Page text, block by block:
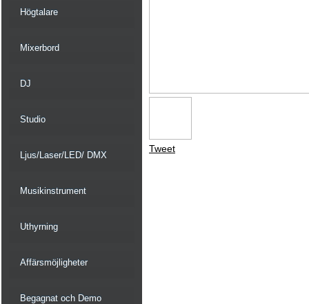
Högtalare
Mixerbord
DJ
Studio
Ljus/Laser/LED/ DMX
Musikinstrument
Uthyrning
Affärsmöjligheter
Begagnat och Demo
Tweet